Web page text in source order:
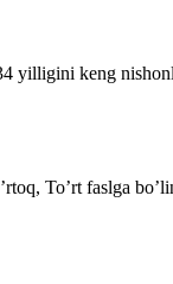
keng
To’rt faslga